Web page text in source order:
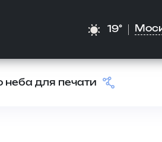
19°
неба для печати